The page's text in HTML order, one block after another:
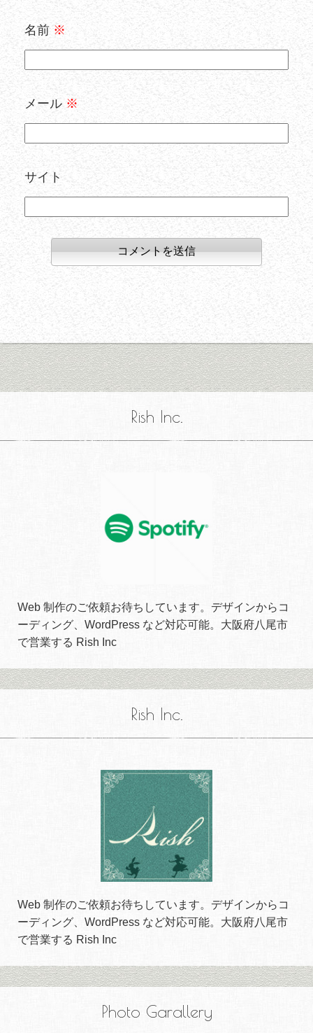
名前 ※
メール ※
サイト
Rish Inc.
Web 制作のご依頼お待ちしています。デザインからコ
ーディング、WordPress など対応可能。大阪府八尾市
で営業する Rish Inc
Rish Inc.
Web 制作のご依頼お待ちしています。デザインからコ
ーディング、WordPress など対応可能。大阪府八尾市
で営業する Rish Inc
Photo Garallery